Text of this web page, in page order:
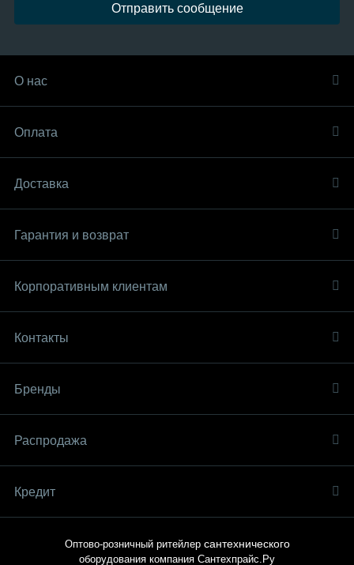
Отправить сообщение
О нас
Оплата
Доставка
Гарантия и возврат
Корпоративным клиентам
Контакты
Бренды
Распродaжа
Кредит
Оптово-розничный ритейлер сантехнического
оборудования компания Сантехпрайс.Ру